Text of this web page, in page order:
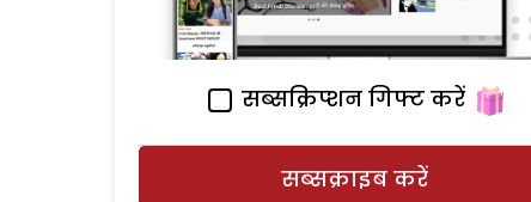
सब्सक्रिप्शन गिफ्ट करें
सब्सक्राइब करें